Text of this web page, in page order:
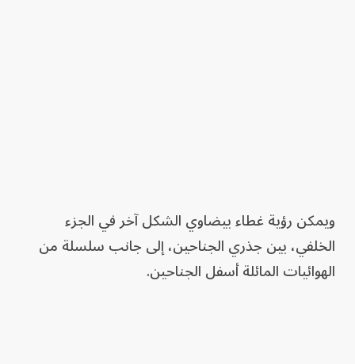
ويمكن رؤية غطاء بيضاوي الشكل آخر في الجزء
الخلفي، بين جذري الجناحين، إلى جانب سلسلة من
الهوائيات المائلة أسفل الجناحين.